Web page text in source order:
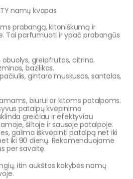
namų kvapas
prabangą, kitoniškumą ir
Tai parfumuoti ir ypač prabangūs
greipfrutas, citrina.
bazilikas.
gintaro muskusas, santalas,
biurui ar kitoms patalpoms.
patalpų kvėpinimo
greičiau ir efektyviau
šiltoje ir sausoje patalpoje.
galima iškvėpinti patalpą net iki
iki 90 dienų. Rekomenduojame
per savaitę.
itin aukštos kokybės namų